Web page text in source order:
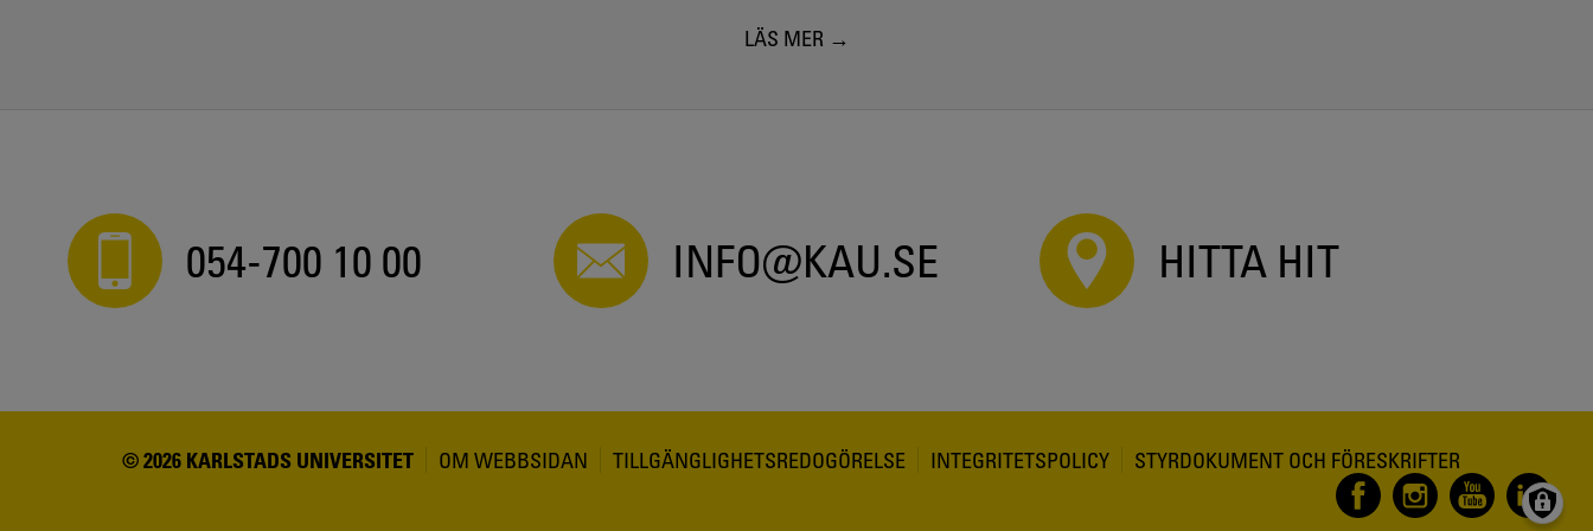
LÄS MER
054-700 10 00 INFO@KAU.SE HITTA HIT
© 2026 KARLSTADS UNIVERSITET OM WEBBSIDAN TILLGÄNGLIGHETSREDOGÖRELSE INTEGRITETSPOLICY STYRDOKUMENT OCH FÖRESKRIFTER